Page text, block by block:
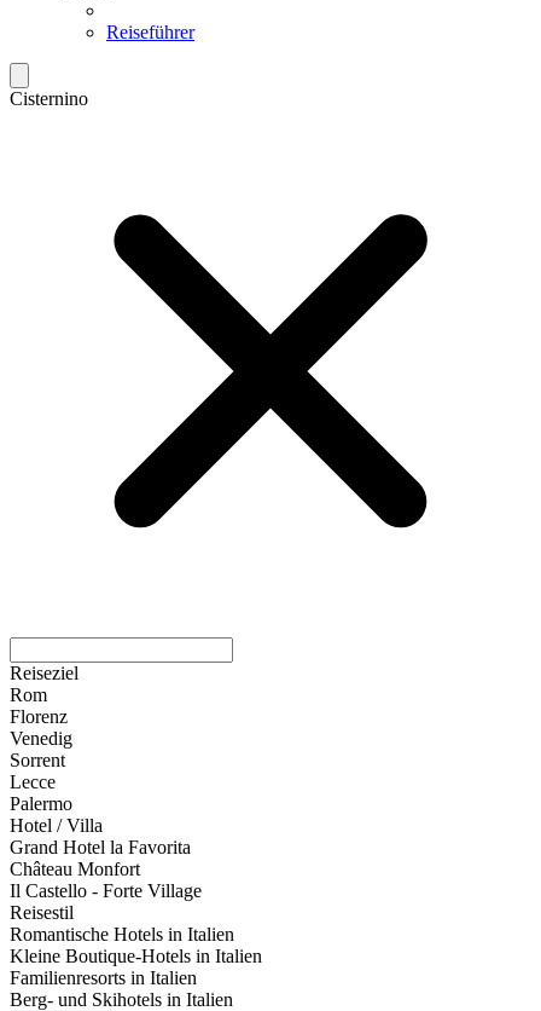
Reiseführer
Cisternino
Reiseziel
Rom
Florenz
Venedig
Sorrent
Lecce
Palermo
Hotel / Villa
Grand Hotel la Favorita
Château Monfort
Il Castello - Forte Village
Reisestil
Romantische Hotels in Italien
Kleine Boutique-Hotels in Italien
Familienresorts in Italien
Berg- und Skihotels in Italien